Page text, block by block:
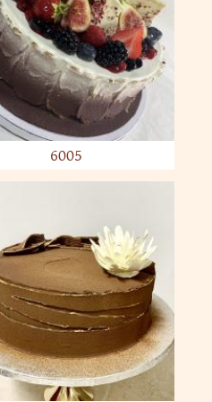
6005